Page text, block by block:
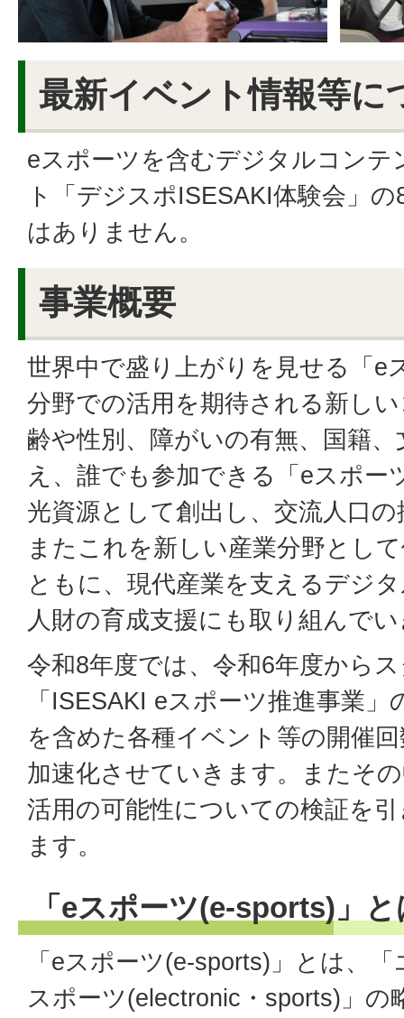
最新イベント情報等に
eスポーツを含むデジタルコンテ
ト「デジスポISESAKI体験会」
はありません。
事業概要
世界中で盛り上がりを見せる「e
分野での活用を期待される新し
齢や性別、障がいの有無、国籍
え、誰でも参加できる「eスポー
光資源として創出し、交流人口
またこれを新しい産業分野とし
ともに、現代産業を支えるデジ
人財の育成支援にも取り組んで
令和8年度では、令和6年度から
「ISESAKI eスポーツ推進事業
を含めた各種イベント等の開催
加速化させていきます。またそ
活用の可能性についての検証を
ます。
「eスポーツ(e-sports)」と
「eスポーツ(e-sports)」とは、
スポーツ(electronic・sports)」の